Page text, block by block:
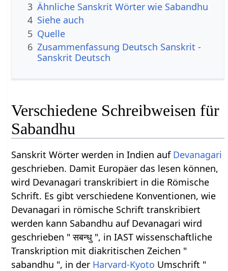
3 Ähnliche Sanskrit Wörter wie Sabandhu
4 Siehe auch
5 Quelle
6 Zusammenfassung Deutsch Sanskrit -
Sanskrit Deutsch
Verschiedene Schreibweisen für
Sabandhu
Sanskrit Wörter werden in Indien auf Devanagari
geschrieben. Damit Europäer das lesen können,
wird Devanagari transkribiert in die Römische
Schrift. Es gibt verschiedene Konventionen, wie
Devanagari in römische Schrift transkribiert
werden kann Sabandhu auf Devanagari wird
geschrieben " सबन्धु ", in IAST wissenschaftliche
Transkription mit diakritischen Zeichen "
sabandhu ", in der Harvard-Kyoto Umschrift "